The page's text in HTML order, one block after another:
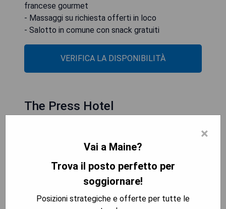
francese gourmet
- Massaggi su richiesta offerti in loco
- Salotto in comune con snack gratuiti
VERIFICA LA DISPONIBILITÀ
The Press Hotel
×
Vai a Maine?
Trova il posto perfetto per
soggiornare!
Posizioni strategiche e offerte per tutte le